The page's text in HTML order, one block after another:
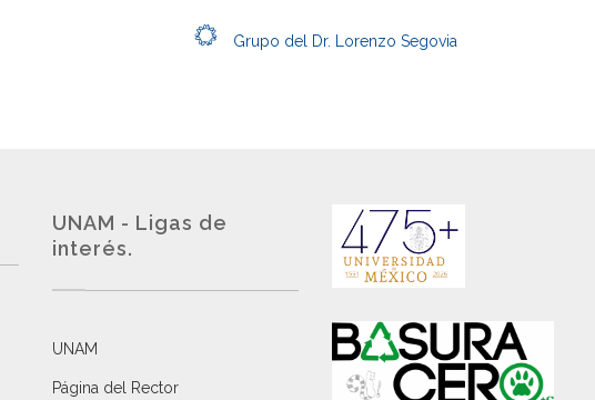
Grupo del Dr. Lorenzo Segovia
UNAM - Ligas de
interés.
UNAM
Página del Rector